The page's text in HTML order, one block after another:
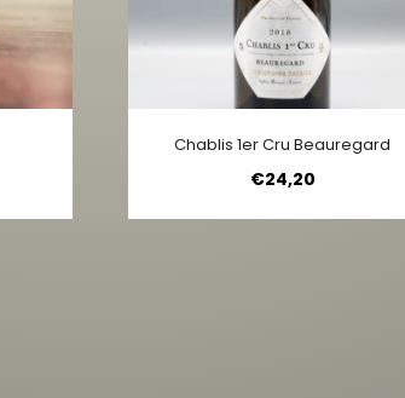
Chablis 1er Cru Beauregard
€24,20